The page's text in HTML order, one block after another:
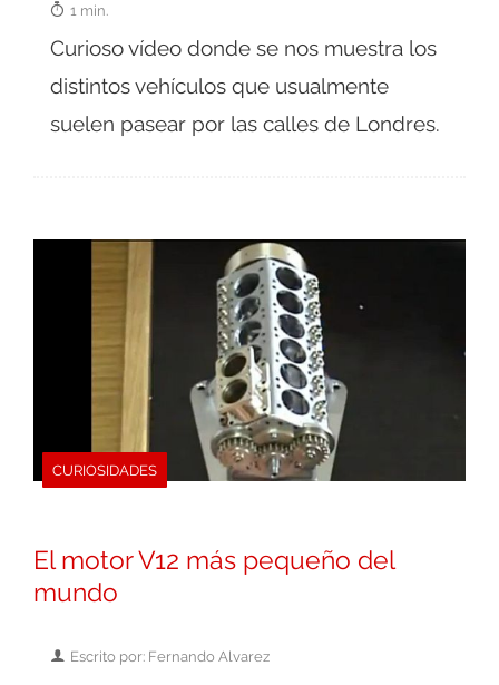
1 min.
Curioso vídeo donde se nos muestra los
distintos vehículos que usualmente
suelen pasear por las calles de Londres.
CURIOSIDADES
El motor V12 más pequeño del
mundo
Escrito por: Fernando Alvarez